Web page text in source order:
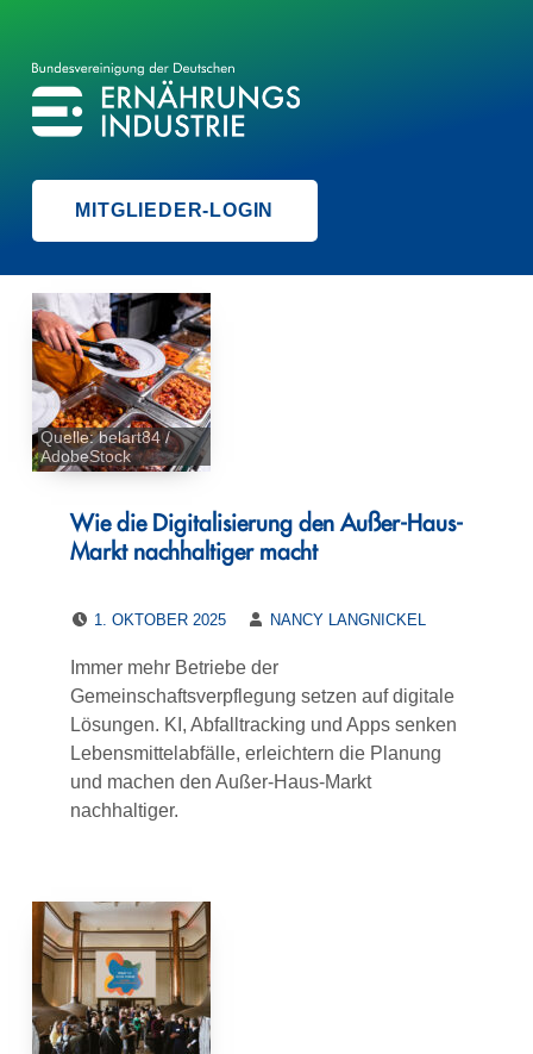
BVE
BUNDESVEREINIGUNG DER ERNÄHRUNGSINDUSTRIE
MITGLIEDER-LOGIN
Quelle: belart84 /
AdobeStock
Wie die Digitalisierung den Außer-Haus-
Markt nachhaltiger macht
1. OKTOBER 2025
NANCY LANGNICKEL
Immer mehr Betriebe der
Gemeinschaftsverpflegung setzen auf digitale
Lösungen. KI, Abfalltracking und Apps senken
Lebensmittelabfälle, erleichtern die Planung
und machen den Außer-Haus-Markt
nachhaltiger.